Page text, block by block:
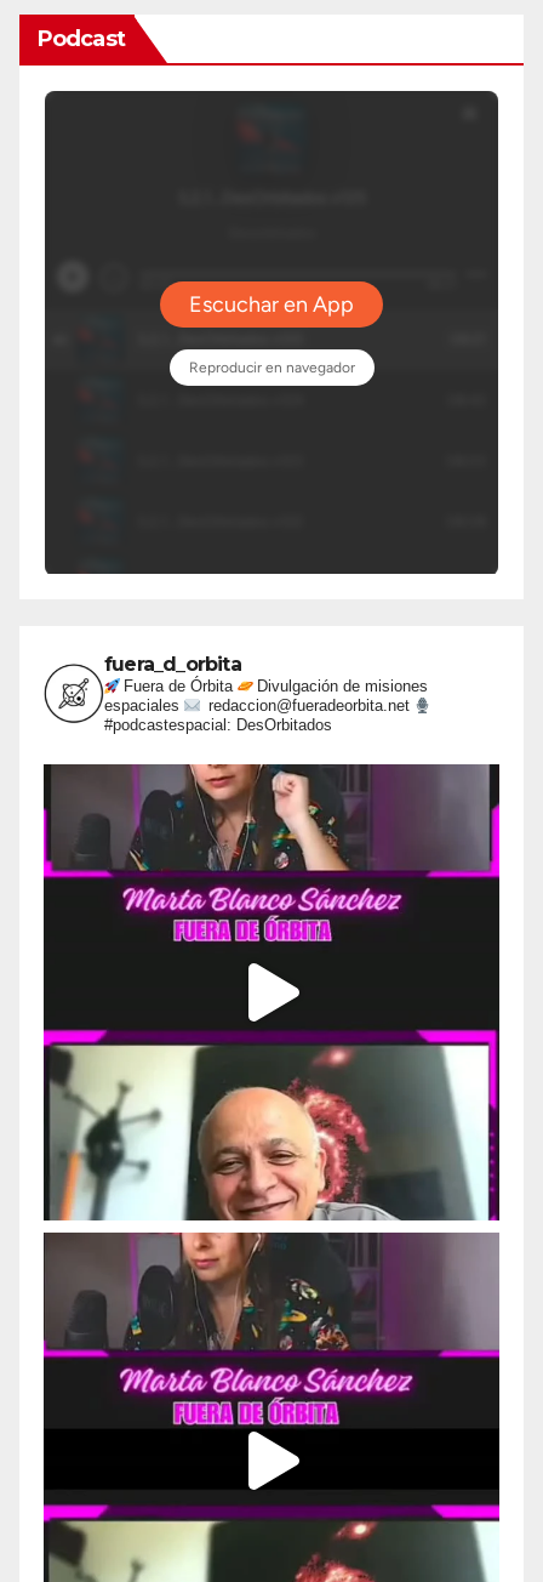
Podcast
fuera_d_orbita
Fuera de Órbita
Divulgación de misiones
espaciales
redaccion@fueradeorbita.net
#podcastespacial: DesOrbitados